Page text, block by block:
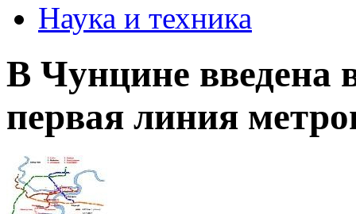
Наука и техника
В Чунцине введена
первая линия